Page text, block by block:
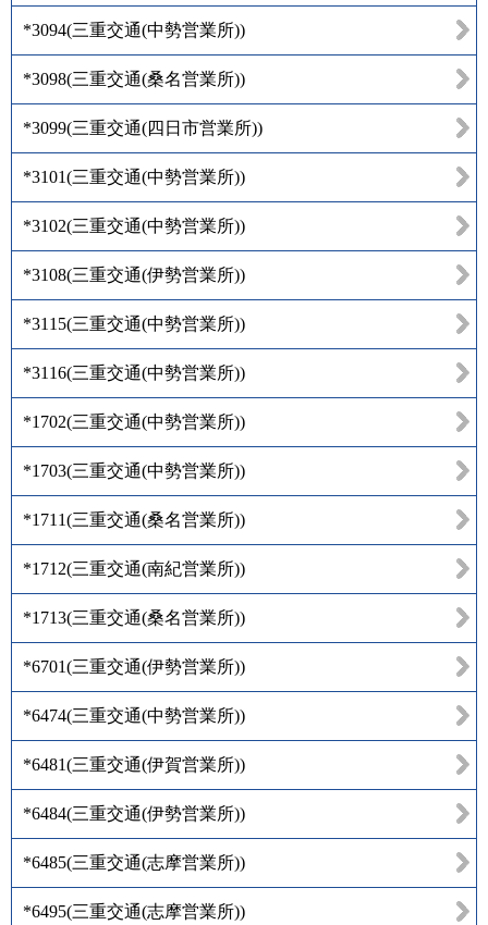
*3094(三重交通(中勢営業所))
*3098(三重交通(桑名営業所))
*3099(三重交通(四日市営業所))
*3101(三重交通(中勢営業所))
*3102(三重交通(中勢営業所))
*3108(三重交通(伊勢営業所))
*3115(三重交通(中勢営業所))
*3116(三重交通(中勢営業所))
*1702(三重交通(中勢営業所))
*1703(三重交通(中勢営業所))
*1711(三重交通(桑名営業所))
*1712(三重交通(南紀営業所))
*1713(三重交通(桑名営業所))
*6701(三重交通(伊勢営業所))
*6474(三重交通(中勢営業所))
*6481(三重交通(伊賀営業所))
*6484(三重交通(伊勢営業所))
*6485(三重交通(志摩営業所))
*6495(三重交通(志摩営業所))